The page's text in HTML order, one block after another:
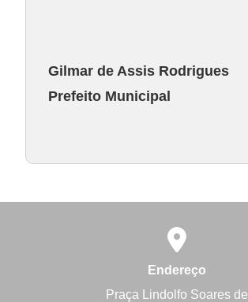
Gilmar de Assis Rodrigues
Prefeito Municipal
Endereço
Praça Lindolfo Soares de